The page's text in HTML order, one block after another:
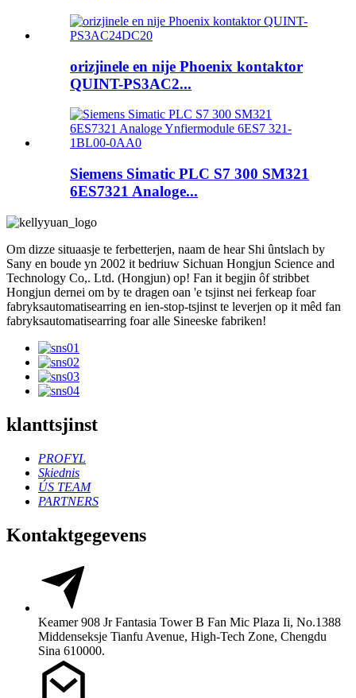
orizjinele en nije Phoenix kontaktor
QUINT-PS3AC2...
Siemens Simatic PLC S7 300 SM321
6ES7321 Analoge...
Om dizze situaasje te ferbetterjen, naam de hear Shi ûntslach by
Sany en boude yn 2002 it bedriuw Sichuan Hongjun Science and
Technology Co,. Ltd. (Hongjun) op! Fan it begjin ôf stribbet
Hongjun dernei om by te dragen oan 'e tsjinst nei ferkeap foar
fabryksautomatisearring en ien-stop-tsjinst te leverjen op it mêd fan
fabryksautomatisearring foar alle Sineeske fabriken!
klanttsjinst
PROFYL
Skiednis
ÚS TEAM
PARTNERS
Kontaktgegevens
Keamer 908 Jr Fantasia Tower B Fan Mic Plaza Ii, No.1388
Middenseksje Tianfu Avenue, High-Tech Zone, Chengdu
Sina 610000.